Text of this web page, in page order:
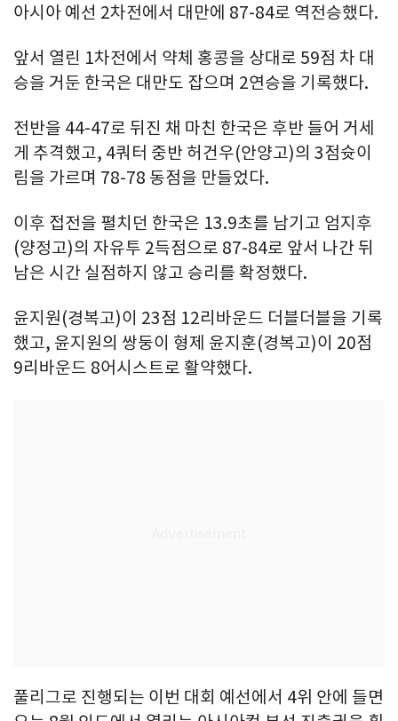
아시아 예선 2차전에서 대만에 87-84로 역전승했다.
앞서 열린 1차전에서 약체 홍콩을 상대로 59점 차 대
승을 거둔 한국은 대만도 잡으며 2연승을 기록했다.
전반을 44-47로 뒤진 채 마친 한국은 후반 들어 거세
게 추격했고, 4쿼터 중반 허건우(안양고)의 3점슛이
림을 가르며 78-78 동점을 만들었다.
이후 접전을 펼치던 한국은 13.9초를 남기고 엄지후
(양정고)의 자유투 2득점으로 87-84로 앞서 나간 뒤
남은 시간 실점하지 않고 승리를 확정했다.
윤지원(경복고)이 23점 12리바운드 더블더블을 기록
했고, 윤지원의 쌍둥이 형제 윤지훈(경복고)이 20점
9리바운드 8어시스트로 활약했다.
풀리그로 진행되는 이번 대회 예선에서 4위 안에 들면